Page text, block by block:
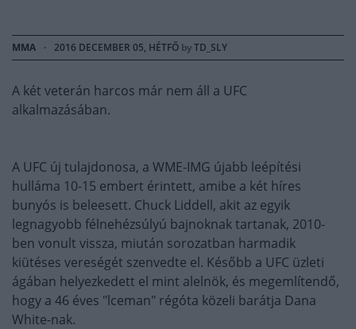
MMA · 2016 DECEMBER 05, HÉTFŐ byTD_SLY
A két veterán harcos már nem áll a UFC
alkalmazásában.
A UFC új tulajdonosa, a WME-IMG újabb leépítési
hulláma 10-15 embert érintett, amibe a két híres
bunyós is beleesett. Chuck Liddell, akit az egyik
legnagyobb félnehézsúlyú bajnoknak tartanak, 2010-
ben vonult vissza, miután sorozatban harmadik
kiütéses vereségét szenvedte el. Később a UFC üzleti
ágában helyezkedett el mint alelnök, és megemlítendő,
hogy a 46 éves "lceman" régóta közeli barátja Dana
White-nak.